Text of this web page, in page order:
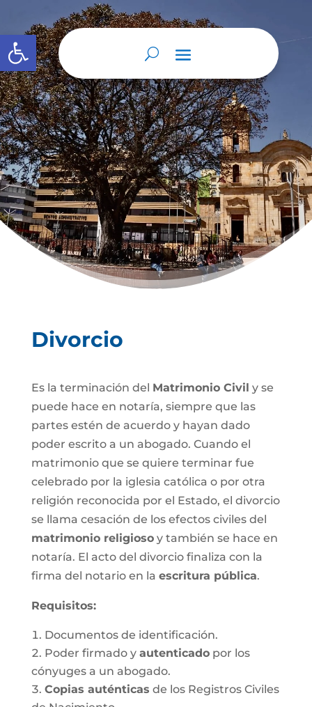
Abrir barra de herramientas
Home 9 Divorcio 9 Divorcio
Divorcio
Es la terminación del Matrimonio Civil y se
puede hace en notaría, siempre que las
partes estén de acuerdo y hayan dado
poder escrito a un abogado. Cuando el
matrimonio que se quiere terminar fue
celebrado por la iglesia católica o por otra
religión reconocida por el Estado, el divorcio
se llama cesación de los efectos civiles del
matrimonio religiosoy también se hace en
notaría. El acto del divorcio finaliza con la
firma del notario en la escritura pública.
Requisitos:
Documentos de identificación.
Poder firmado y autenticadopor los
cónyuges a un abogado.
Copias auténticas de los Registros Civiles